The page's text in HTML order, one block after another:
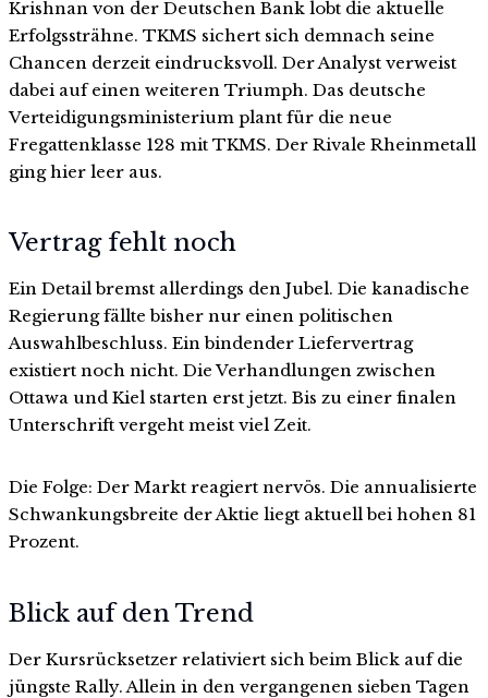
Krishnan von der Deutschen Bank lobt die aktuelle
Erfolgssträhne. TKMS sichert sich demnach seine
Chancen derzeit eindrucksvoll. Der Analyst verweist
dabei auf einen weiteren Triumph. Das deutsche
Verteidigungsministerium plant für die neue
Fregattenklasse 128 mit TKMS. Der Rivale Rheinmetall
ging hier leer aus.
Vertrag fehlt noch
Ein Detail bremst allerdings den Jubel. Die kanadische
Regierung fällte bisher nur einen politischen
Auswahlbeschluss. Ein bindender Liefervertrag
existiert noch nicht. Die Verhandlungen zwischen
Ottawa und Kiel starten erst jetzt. Bis zu einer finalen
Unterschrift vergeht meist viel Zeit.
Die Folge: Der Markt reagiert nervös. Die annualisierte
Schwankungsbreite der Aktie liegt aktuell bei hohen 81
Prozent.
Blick auf den Trend
Der Kursrücksetzer relativiert sich beim Blick auf die
jüngste Rally. Allein in den vergangenen sieben Tagen